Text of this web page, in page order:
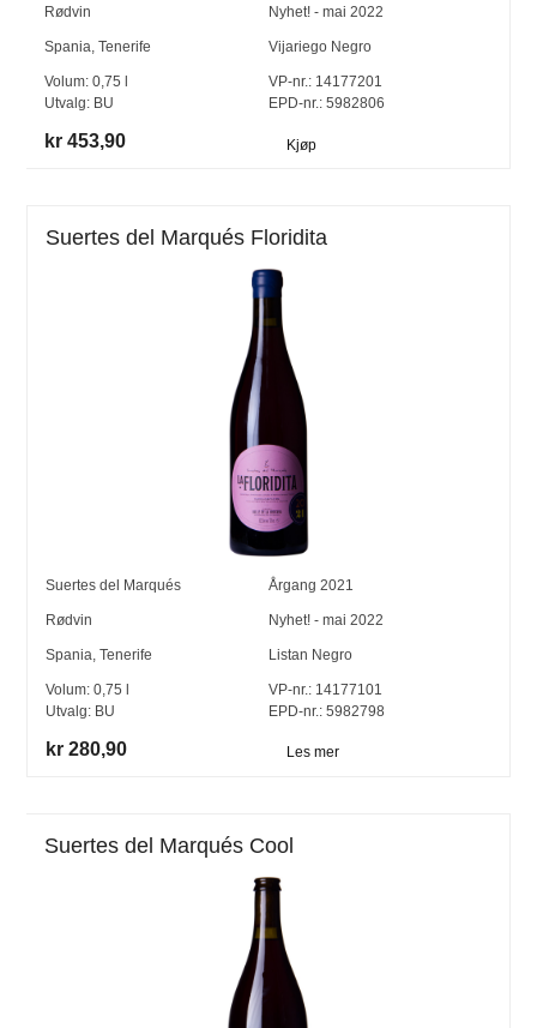
Rødvin Nyhet! - mai 2022
Spania,Tenerife Vijariego Negro
Volum:0,75
Utvalg: BU
VP-nr.:14177201
EPD-nr.: 5982806
kr 453,90 Kjøp
Suertes del Marqués Floridita
Suertes del Marqués Årgang 2021
Rødvin Nyhet! - mai 2022
Spania,Tenerife Listan Negro
Volum:0,75
Utvalg: BU
VP-nr.: 14177101
EPD-nr.: 5982798
kr 280,90 Les mer
Suertes del Marqués Cool